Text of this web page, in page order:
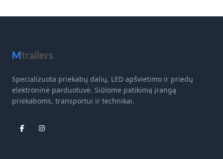
Mtrailers
Specializuota priekabų dalių, LED apšvietimo ir priedų
elektroninė parduotuvė. Siūlome patikimą įrangą
priekaboms, transportui ir technikai.